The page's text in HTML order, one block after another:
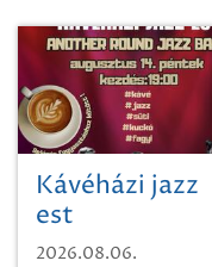
Kávéházi jazz
est
2026.08.06.